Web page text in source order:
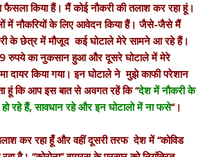
किया हैं। मैं कोई नौकरी की तलाश कर रहा हूं।
में नौकरियों के लिए आवेदन किया हैं। जैसे-जैसे मैं
के छेत्र में मौजूद कई घोटाले मेरे सामने आ रहे हैं।
रुपये का नुकसान हुआ और दूसरे घोटाले में मेरे
दायर किया गया। इन घोटाले ने मुझे काफी परेशान
हूं कि आप इस बात से अवगत रहें कि “देश में नौकरी के
रहे हैं, सावधान रहे और इन घोटालो में ना फसे“।
कर रहा हूँ और वहीं दूसरी तरफ देश में “कोविड